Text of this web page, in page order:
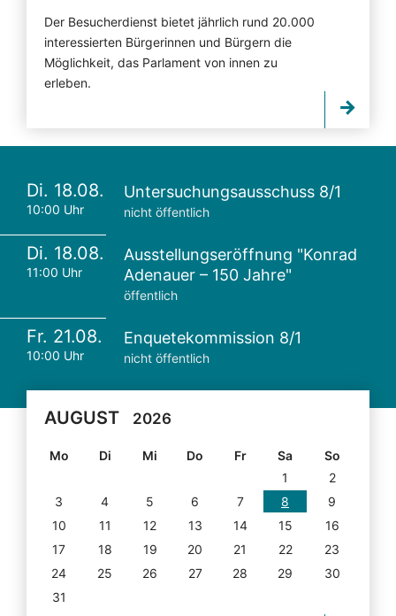
Der Besucherdienst bietet jährlich rund 20.000
interessierten Bürgerinnen und Bürgern die
Möglichkeit, das Parlament von innen zu
erleben.
Di. 18.08.
10:00 Uhr
Untersuchungsausschuss 8/1
nicht öffentlich
Di. 18.08.
11:00 Uhr
Ausstellungseröffnung "Konrad
Adenauer – 150 Jahre"
öffentlich
Fr. 21.08.
10:00 Uhr
Enquetekommission 8/1
nicht öffentlich
AUGUST 2026
Mo Di Mi Do Fr Sa
So
1
2
3
4 5 6 7 8
9
10
11 12 13 14 15
16
17
18 19 20 21 22
23
24
25 26 27 28 29
30
31